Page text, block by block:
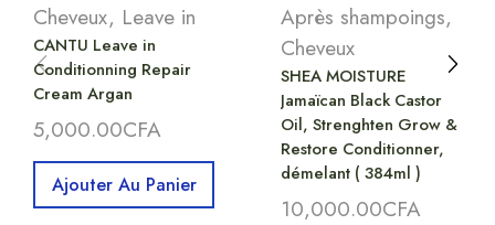
Cheveux, Leave in
CANTU Leave in
Conditionning Repair
Cream Argan
5,000.00CFA
Ajouter Au Panier
Après shampoings,
Cheveux
SHEA MOISTURE
Jamaïcan Black Castor
Oil, Strenghten Grow &
Restore Conditionner,
démelant ( 384ml )
10,000.00CFA